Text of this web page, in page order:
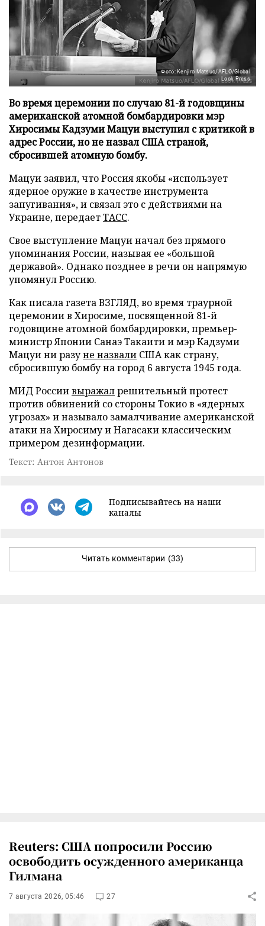
Фото: Kenjiro Matsuo/AFLO/Global
Look Press
Во время церемонии по случаю 81-й годовщины
американской атомной бомбардировки мэр
Хиросимы Кадзуми Мацуи выступил с критикой в
адрес России, но не назвал США страной,
сбросившей атомную бомбу.
Мацуи заявил, что Россия якобы «использует
ядерное оружие в качестве инструмента
запугивания», и связал это с действиями на
Украине, передаетТАСС.
Свое выступление Мацуи начал без прямого
упоминания России, называя ее «большой
державой». Однако позднее в речи он напрямую
упомянул Россию.
Как писала газета ВЗГЛЯД, во время траурной
церемонии в Хиросиме, посвященной 81-й
годовщине атомной бомбардировки, премьер-
министр Японии Санаэ Такаити и мэр Кадзуми
Мацуи ни разуне назвали США как страну,
сбросившую бомбу на город 6 августа 1945 года.
МИД Россиивыражалрешительный протест
против обвинений со стороны Токио в «ядерных
угрозах» и называло замалчивание американской
атаки на Хиросиму и Нагасаки классическим
примером дезинформации.
Текст: Антон Антонов
Подписывайтесь на наши
каналы
Читать комментарии (33)
Reuters: США попросили Россию
освободить осужденного американца
Гилмана
7 августа 2026, 05:46 27